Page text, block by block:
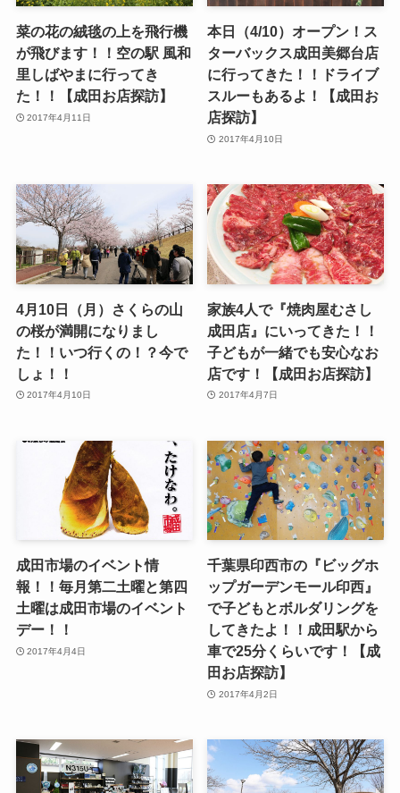
菜の花の絨毯の上を飛行機
が飛びます！！空の駅 風和
里しばやまに行ってき
た！！【成田お店探訪】
2017年4月11日
本日（4/10）オープン！ス
ターバックス成田美郷台店
に行ってきた！！ドライブ
スルーもあるよ！【成田お
店探訪】
2017年4月10日
4月10日（月）さくらの山
の桜が満開になりまし
た！！いつ行くの！？今で
しょ！！
2017年4月10日
家族4人で『焼肉屋むさし
成田店』にいってきた！！
子どもが一緒でも安心なお
店です！【成田お店探訪】
2017年4月7日
成田市場のイベント情
報！！毎月第二土曜と第四
土曜は成田市場のイベント
デー！！
2017年4月4日
千葉県印西市の『ビッグホ
ップガーデンモール印西』
で子どもとボルダリングを
してきたよ！！成田駅から
車で25分くらいです！【成
田お店探訪】
2017年4月2日